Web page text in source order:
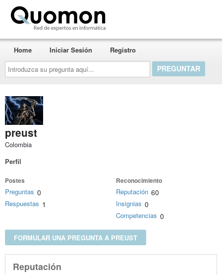
Introduzca
su
pregunta
aquí...
Home Iniciar Sesión Registro
preust
Colombia
Perfil
Postes
Preguntas 0
Respuestas 1
Reconocimiento
Reputación 60
Insignias 0
Competencias 0
FORMULAR UNA PREGUNTA A PREUST
Reputación